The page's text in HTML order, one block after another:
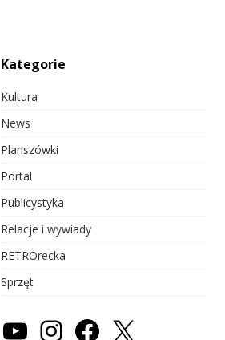
Kategorie
Kultura
News
Planszówki
Portal
Publicystyka
Relacje i wywiady
RETROrecka
Sprzęt